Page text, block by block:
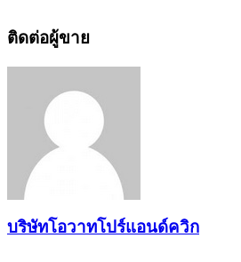
ติดต่อผู้ขาย
บริษัทโอวาทโปร์แอนด์ควิก